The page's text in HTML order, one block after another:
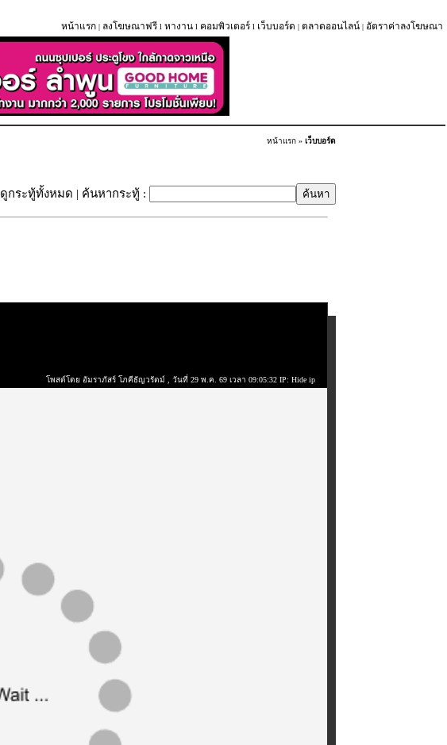
หน้าแรก | ลงโฆษณาฟรี l หางาน l คอมพิวเตอร์ l เว็บบอร์ด | ตลาดออนไลน์ | อัตราค่าลงโฆษณา
หน้าแรก » เว็บบอร์ด
ดูกระทู้ทั้งหมด | ค้นหากระทู้ :
โพสต์โดย อัมราภัสร์ โภคีธัญวรัตม์ , วันที่ 29 พ.ค. 69 เวลา 09:05:32 IP: Hide ip